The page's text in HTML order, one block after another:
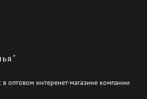
оптовом интеренет-магазине компании